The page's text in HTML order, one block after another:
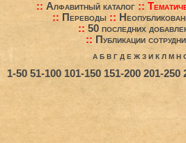
:: Алфавитный каталог ::
:: Переводы::
:: 50 последних
:: Публикации
А Б В Г Д Е Ж З И К Л М Н
1-50 51-100 101-150 151-200 201-250